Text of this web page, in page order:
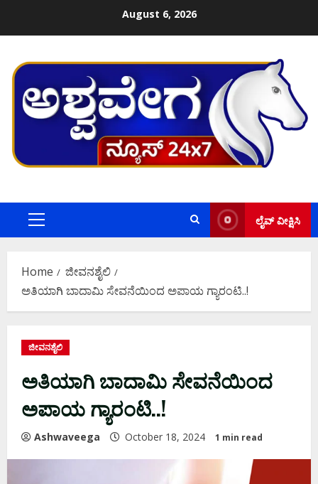
August 6, 2026
Primary
ಲೈವ್ ವೀಕ್ಷಿಸಿ
Home
ಜೀವನಶೈಲಿ
ಅತಿಯಾಗಿ ಬಾದಾಮಿ ಸೇವನೆಯಿಂದ ಅಪಾಯ ಗ್ಯಾರಂಟಿ..!
ಜೀವನಶೈಲಿ
ಅತಿಯಾಗಿ ಬಾದಾಮಿ ಸೇವನೆಯಿಂದ
ಅಪಾಯ ಗ್ಯಾರಂಟಿ..!
Ashwaveega October 18, 2024 1 min read